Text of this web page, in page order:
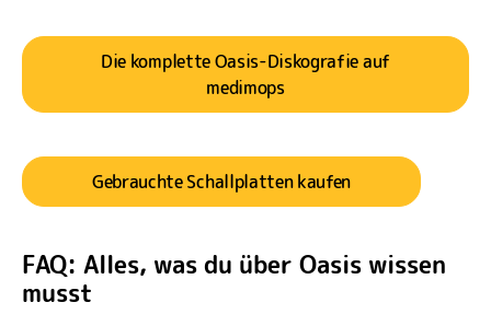
Die komplette Oasis-Diskografie auf
medimops
Gebrauchte Schallplatten kaufen
FAQ: Alles, was du über Oasis wissen
musst